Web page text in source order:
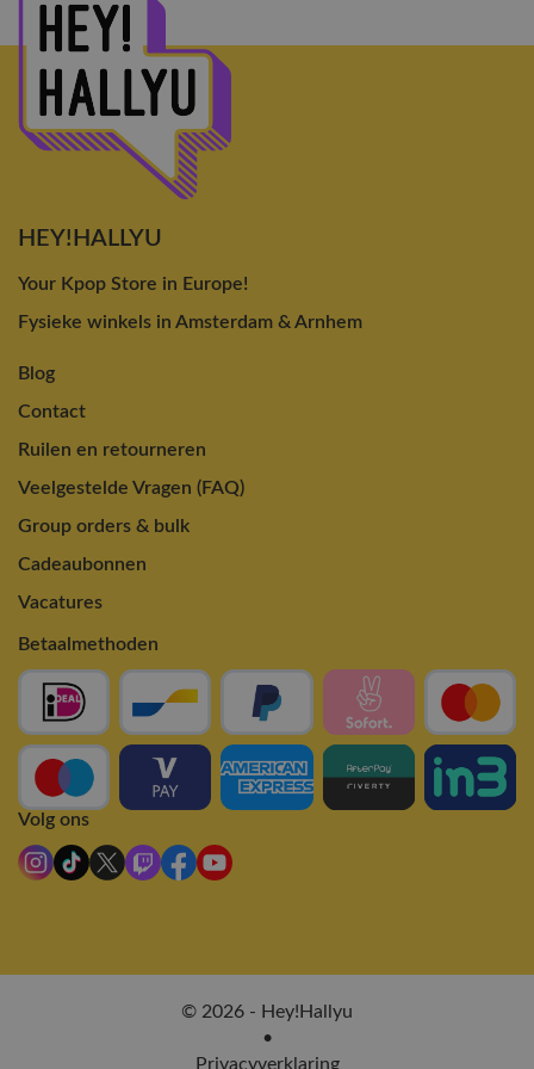
HEY!HALLYU
Your Kpop Store in Europe!
Fysieke winkels in Amsterdam & Arnhem
Blog
Contact
Ruilen en retourneren
Veelgestelde Vragen (FAQ)
Group orders & bulk
Cadeaubonnen
Vacatures
Betaalmethoden
Volg ons
© 2026 - Hey!Hallyu
•
Privacyverklaring